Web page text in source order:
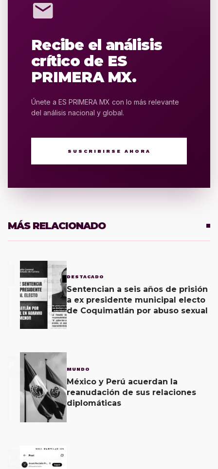
mail
Recibe el análisis
crítico de ES
PRIMERA MX.
Únete a ES PRIMERA MX con lo más relevante
del análisis nacional y global.
SUSCRIBIRSE AHORA
MÁS RELACIONADO
DESTACADO
Sentencian a seis años de prisión
a ex presidente municipal electo
de Coquimatlán por abuso sexual
2 MUNDO
México y Perú acuerdan la
reanudación de sus relaciones
diplomáticas
3